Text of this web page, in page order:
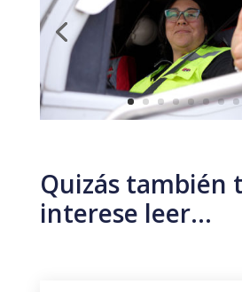
Quizás también
interese leer…